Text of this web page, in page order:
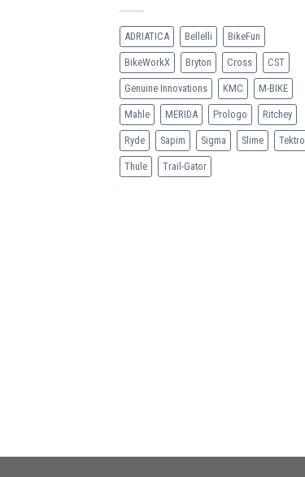
ADRIATICA Bellelli BikeFun
BikeWorkX Bryton Cross CST
Genuine Innovations KMC M-BIKE
Mahle MERIDA Prologo Ritchey
Ryde Sapim Sigma Slime Tektro
Thule Trail-Gator